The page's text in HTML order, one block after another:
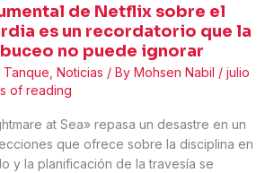
de Netflix sobre el
es un recordatorio que la
no puede ignorar
Noticias / By Mohsen Nabil / julio
of reading
at Sea» repasa un desastre en un
que ofrece sobre la disciplina en
y la planificación de la travesía se